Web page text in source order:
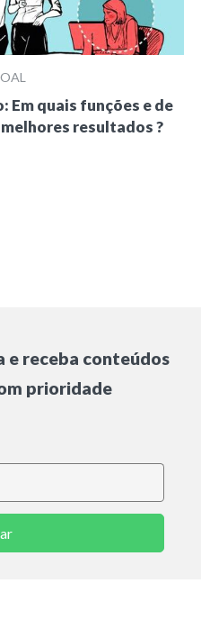
quais funções e de
resultados ?
e receba conteúdos
prioridade